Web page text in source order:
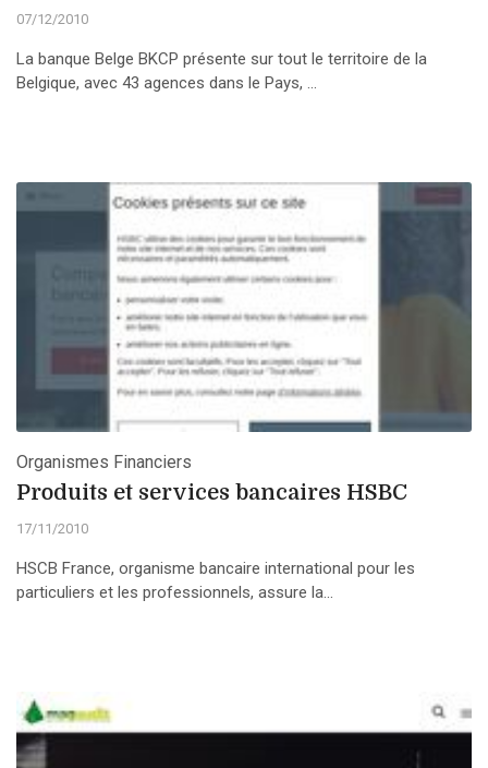
07/12/2010
La banque Belge BKCP présente sur tout le territoire de la
Belgique, avec 43 agences dans le Pays, ...
Organismes Financiers
Produits et services bancaires HSBC
17/11/2010
HSCB France, organisme bancaire international pour les
particuliers et les professionnels, assure la...